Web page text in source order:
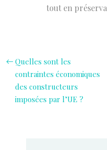
tout en
Quelles sont les
contraintes économiques
des constructeurs
imposées par l’UE ?